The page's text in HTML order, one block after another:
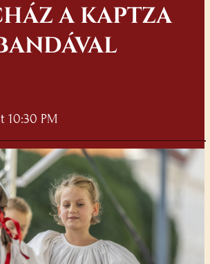
A KAPTZA
10:30 PM